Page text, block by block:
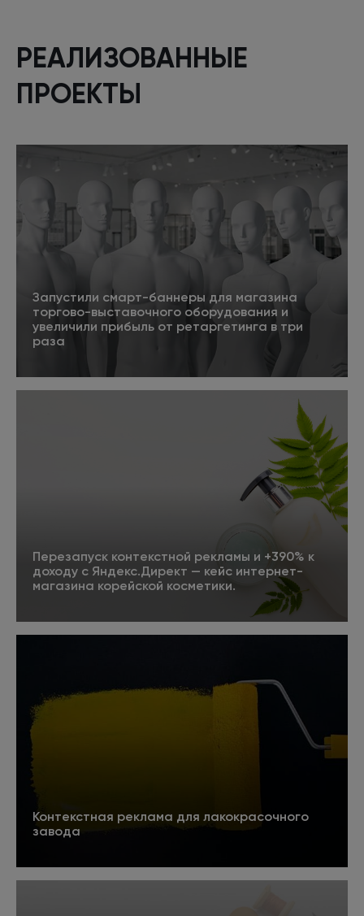
РЕАЛИЗОВАННЫЕ
ПРОЕКТЫ
Запустили смарт-баннеры для магазина
торгово-выставочного оборудования и
увеличили прибыль от ретаргетинга в три
раза
Подробнее
Перезапуск контекстной рекламы и +390% к
доходу с Яндекс.Директ — кейс интернет-
магазина корейской косметики.
Подробнее
Контекстная реклама для лакокрасочного
завода
Подробнее